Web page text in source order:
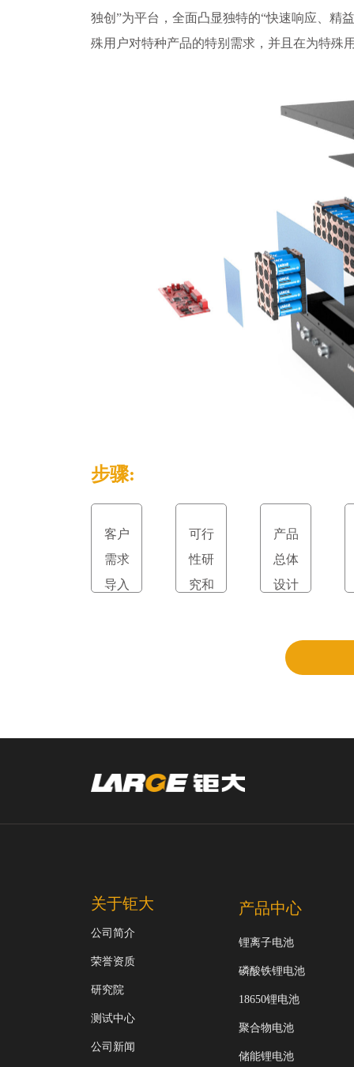
独创”为平台，全面凸显独特的“快速响应、精
殊用户对特种产品的特别需求，并且在为特殊
步骤:
客户
需求
导入
可行
性研
究和
产品
总体
设计
关于钜大
公司简介
荣誉资质
研究院
测试中心
公司新闻
产品中心
锂离子电池
磷酸铁锂电池
18650锂电池
聚合物电池
储能锂电池